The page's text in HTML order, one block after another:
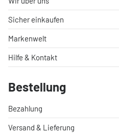
Sicher einkaufen
Markenwelt
Hilfe & Kontakt
Bestellung
Bezahlung
Versand & Lieferung